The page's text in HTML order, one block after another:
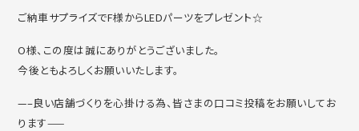
ご納車サプライズでF様からLEDパーツをプレゼント☆
O様、この度は誠にありがとうございました。
今後ともよろしくお願いいたします。
—–良い店舗づくりを心掛ける為、皆さまの口コミ投稿をお願いしてお
ります——